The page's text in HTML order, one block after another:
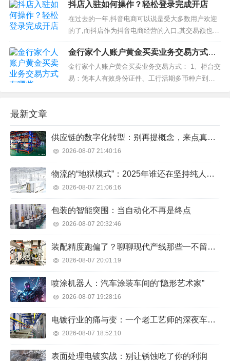
慢，不再适用于或兼容许多现代网络任务，而且远
不如现代浏览器安全。”早在去年5月，微软便宣布，
2022年6月15日公司某些版本的Windows软...
抖店入驻如何操作？轻松登录完成开店
在过去的一年,抖音电商可以说是受大多数用户欢迎
的了,而抖店作为抖音电商经营的入口,其交易额也在
飞速增长。越来越多的品牌商家在抖音电商平台上
实现了盈利,这无疑是巨大的吸引力,生意阵地向抖音
电商平台扩展俨然成为一种趋势。但是对于电商小
白来讲,有关抖店入驻的知识还是一片茫然。...
金行家个人账户黄金买卖业务交易方式有
哪些
金行家个人账户黄金买卖业务交易方式： 1、柜台交
易：凭本人有效身份证件、工行活期多币种户到工
>“美...
最新文章
供应链的数字化转型：别再提概念，来点真东西
2026-08-07 21:40:16
物流的“地狱模式”：2025年谁还在坚持纯人工搬运？
2026-08-07 21:06:16
包装的智能突围：当自动化不再是终点
2026-08-07 20:32:46
装配精度跑偏了？聊聊现代产线那些一不留神就翻车的事
2026-08-07 20:01:19
喷涂机器人：汽车涂装车间的“隐形艺术家”
2026-08-07 19:28:16
电镀行业的痛与变：一个老工艺师的深夜车间笔记
2026-08-07 18:52:10
表面处理电镀实战：别让锈蚀吃了你的利润